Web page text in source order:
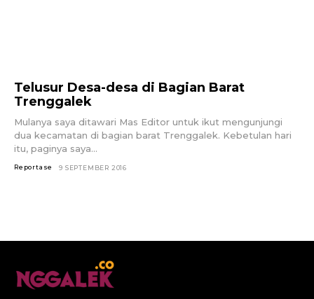
Telusur Desa-desa di Bagian Barat
Trenggalek
Mulanya saya ditawari Mas Editor untuk ikut mengunjungi
dua kecamatan di bagian barat Trenggalek. Kebetulan hari
itu, paginya saya...
Reportase 9 SEPTEMBER 2016